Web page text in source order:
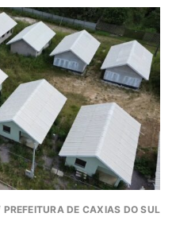
DE CAXIAS DO SUL